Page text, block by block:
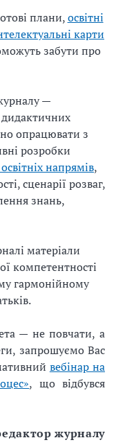
плани,освітні
карти
забути про
—
дидактичних
опрацювати з
розробки
напрямів,
сценарії розваг,
знань,
матеріали
компетентності
гармонійному
— не повчати, а
запрошуємо Вас
вебінар на
, що відбувся
журналу